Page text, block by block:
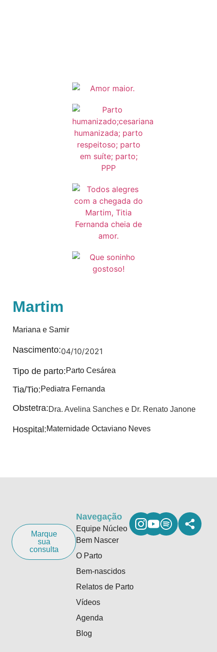
Martim
Mariana e Samir
Nascimento:04/10/2021
Tipo de parto:Parto Cesárea
Tia/Tio:Pediatra Fernanda
Obstetra:Dra. Avelina Sanches e Dr. Renato Janone
Hospital:Maternidade Octaviano Neves
Marque
sua
consulta
Navegação
Equipe Núcleo
Bem Nascer
O Parto
Bem-nascidos
Relatos de Parto
Vídeos
Agenda
Blog